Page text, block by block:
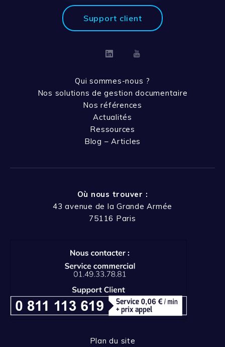
Support client
LinkedinYoutube
Qui sommes-nous ?
Nos solutions de gestion documentaire
Nos références
Actualités
Ressources
Blog – Articles
Où nous trouver :
43 avenue de la Grande Armée
75116 Paris
Plan du site